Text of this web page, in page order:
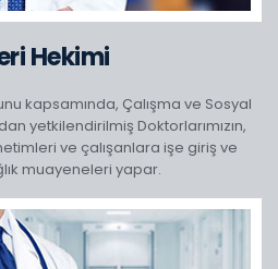
Hekimi
kapsamında, Çalışma ve Sosyal
yetkilendirilmiş Doktorlarımızın,
ve çalışanlara işe giriş ve
muayeneleri yapar.